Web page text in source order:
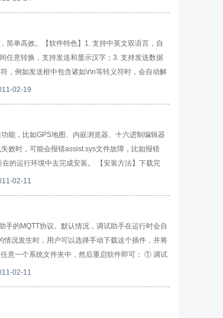
置，支持对串口DCD、DTR、DSR、RTS等针脚
端时可以
简单高效。【软件特色】1. 支持中英文双语言，自
任意转换，支持发送和显示汉字；3. 支持发送数据
，例如发送框中包含诸如\r\n等转义符时，会自动解
补全回车换行符；6. 接收的数据可以自动保存到文
试】1. 支持TCP和UDP协议，支持广播，工作模
02-19
能，比如GPS地图、内嵌浏览器、十六进制编辑器
败时，可能会报错assist.sys文件故障，比如报错
的运行环境中去完成安装。 【安装方法】下载完
夹 ② C:\Windows\SysWOW64 文件夹(仅针对64位
02-11
手的MQTT协议。默认情况，调试助手在运行时会自
况发生时，用户可以选择手动下载这个插件，并将
意一个系统文件夹中，然后重启软件即可： ① 调试
文件夹(仅针对32位操作系统) ④ C:\Windows 文
02-11